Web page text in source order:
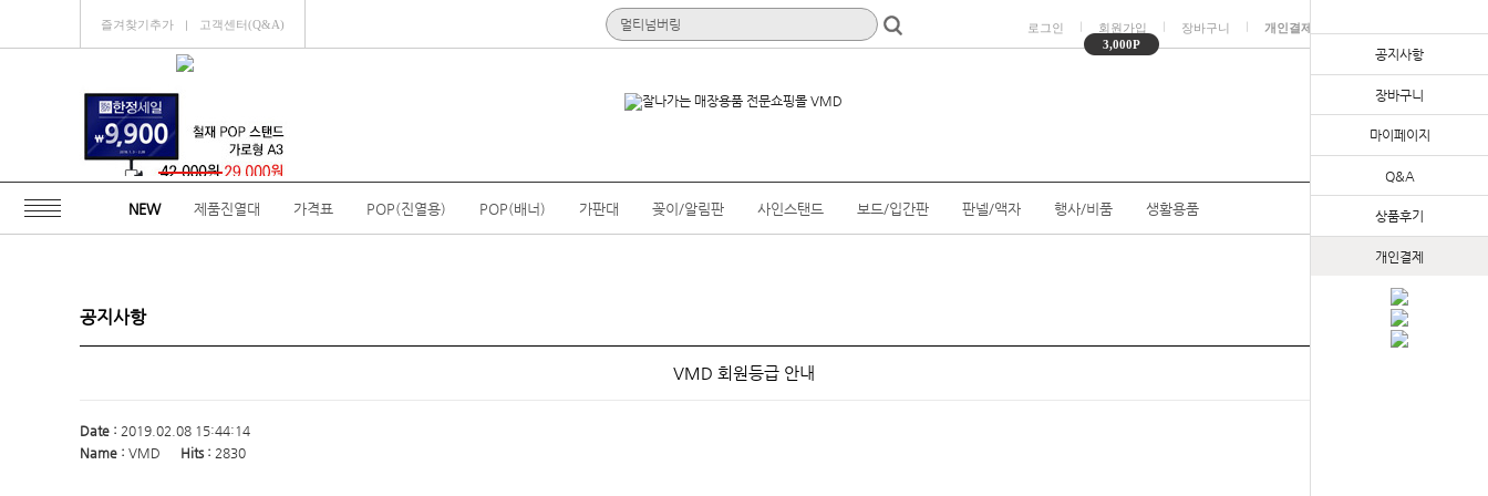
공지사항
장바구니
마이페이지
Q&A
상품후기
개인결제
즐겨찾기추가 ㅣ 고객센터(Q&A) 로그인
회원가입
3,000P
장바구니 개인결제
NEW 제품진열대 가격표 POP(진열용) POP(배너) 가판대 꽂이/알림판 사인스탠드 보드/입간판 판넬/액자 행사/비품 생활용품
공지사항
VMD 회원등급 안내
Date : 2019.02.08 15:44:14
Name : VMD Hits : 2830